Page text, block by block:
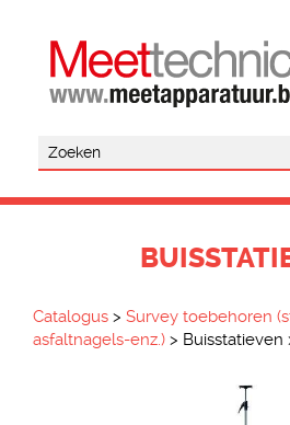
Catalogus > Survey toebehoren
asfaltnagels-enz.) > Buisstatieven